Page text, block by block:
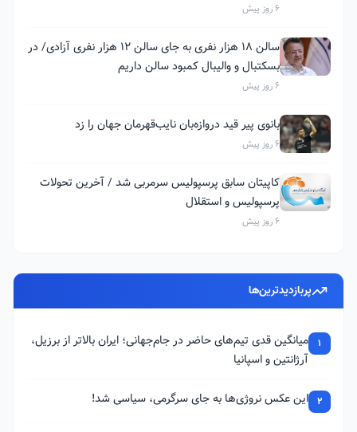
6 روز پیش
سالن ۱۸ هزار نفری به جای سالن ۱۲ هزار نفری آزادی/ در
بسکتبال و والیبال کمبود سالن داریم
6 روز پیش
بانوی پیر قید دروازه‌بان نایب‌قهرمان جهان را زد
6 روز پیش
کاپیتان سابق پرسپولیس سرمربی شد / آخرین تحولات
پرسپولیس و استقلال
6 روز پیش
پربازدیدترین‌ها
1
میانگین قدی تیم‌های حاضر در جام‌جهانی؛ ایران بالاتر از برزیل،
آرژانتین و اسپانیا
2 این عکس نروژی‌ها به جای سرگرمی، سیاسی شد!